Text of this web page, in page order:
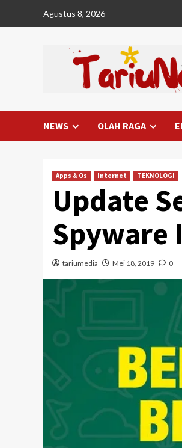
Agustus 8, 2026
NEWS OLAH RAGA
Apps & Os Internet TEKNOLOGI
Update
Spyware
tariumedia Mei 18, 2019 0